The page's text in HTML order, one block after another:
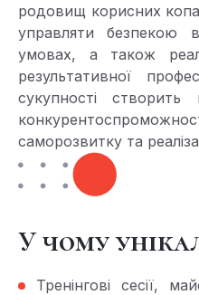
родовищ корисних
управляти безпекою
умовах, а також
результативної
сукупності
саморозвитку та
У чому
Тренінгові сесії,